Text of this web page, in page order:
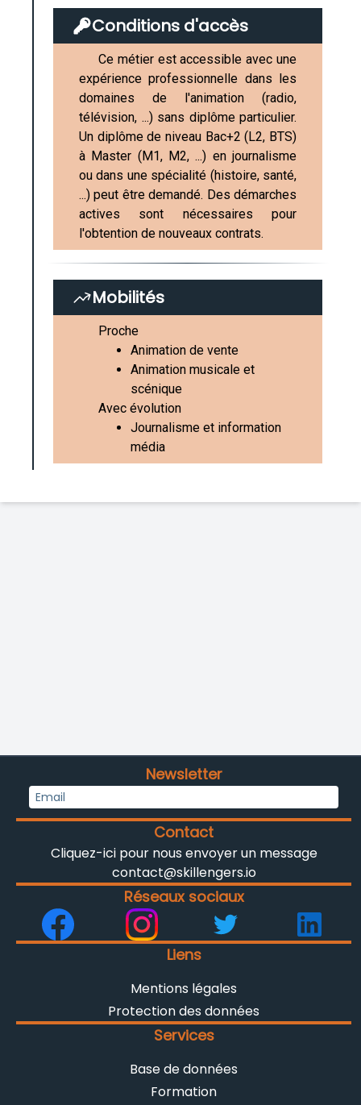
Conditions d'accès
Ce métier est accessible avec une
expérience professionnelle dans les
domaines de l'animation (radio,
télévision, ...) sans diplôme particulier.
Un diplôme de niveau Bac+2 (L2, BTS)
à Master (M1, M2, ...) en journalisme
ou dans une spécialité (histoire, santé,
...) peut être demandé. Des démarches
actives sont nécessaires pour
l'obtention de nouveaux contrats.
Mobilités
Proche
Animation de vente
Animation musicale et
scénique
Avec évolution
Journalisme et information
média
Services
Base de données
Formation
Liens
Mentions légales
Protection des données
Réseaux sociaux
Contact
Cliquez-ici pour nous envoyer un message
contact@skillengers.io
Newsletter